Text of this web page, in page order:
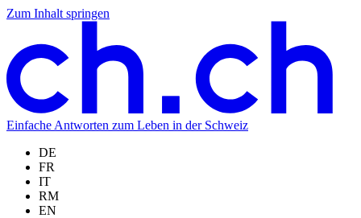
Zum Inhalt springen
Zum
springen
Zur
springen
Zur
springen
Zur
springen
Einfache Antworten zum Leben in der Schweiz
DE
FR
IT
RM
EN